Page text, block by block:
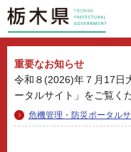
栃木県
重要なお知らせ
令和８(2026)年７月17日
ータルサイト」をご覧く
危機管理・防災ポータルサ